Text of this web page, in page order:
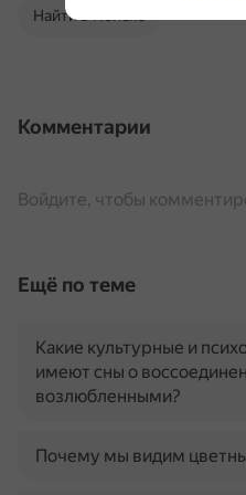
Найти в Поиске
Комментарии
Войдите, чтобы
Ещё по теме
Какие культурные и
имеют сны о
возлюбленными?
Почему мы видим